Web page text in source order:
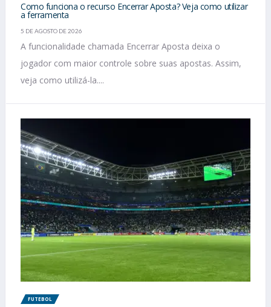
Como funciona o recurso Encerrar Aposta? Veja como utilizar
a ferramenta
5 DE AGOSTO DE 2026
A funcionalidade chamada Encerrar Aposta deixa o
jogador com maior controle sobre suas apostas. Assim,
veja como utilizá-la....
FUTEBOL